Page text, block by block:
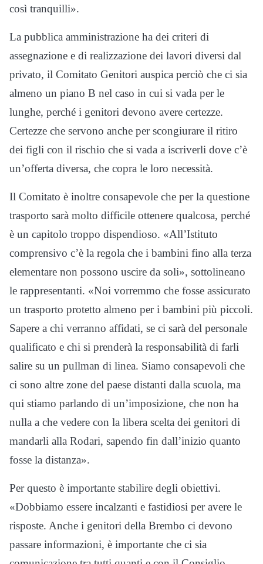
così tranquilli».
La pubblica amministrazione ha dei criteri di
assegnazione e di realizzazione dei lavori diversi dal
privato, il Comitato Genitori auspica perciò che ci sia
almeno un piano B nel caso in cui si vada per le
lunghe, perché i genitori devono avere certezze.
Certezze che servono anche per scongiurare il ritiro
dei figli con il rischio che si vada a iscriverli dove c’è
un’offerta diversa, che copra le loro necessità.
Il Comitato è inoltre consapevole che per la questione
trasporto sarà molto difficile ottenere qualcosa, perché
è un capitolo troppo dispendioso. «All’Istituto
comprensivo c’è la regola che i bambini fino alla terza
elementare non possono uscire da soli», sottolineano
le rappresentanti. «Noi vorremmo che fosse assicurato
un trasporto protetto almeno per i bambini più piccoli.
Sapere a chi verranno affidati, se ci sarà del personale
qualificato e chi si prenderà la responsabilità di farli
salire su un pullman di linea. Siamo consapevoli che
ci sono altre zone del paese distanti dalla scuola, ma
qui stiamo parlando di un’imposizione, che non ha
nulla a che vedere con la libera scelta dei genitori di
mandarli alla Rodari, sapendo fin dall’inizio quanto
fosse la distanza».
Per questo è importante stabilire degli obiettivi.
«Dobbiamo essere incalzanti e fastidiosi per avere le
risposte. Anche i genitori della Brembo ci devono
passare informazioni, è importante che ci sia